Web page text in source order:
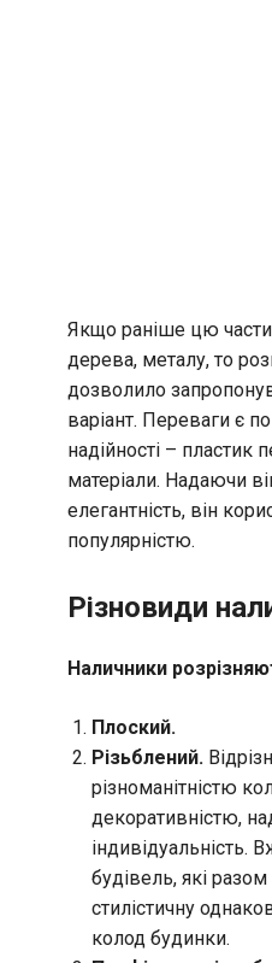
Якщо раніше цю
дерева, металу, то
дозволило
варіант. Переваги є
надійності – пластик
матеріали. Надаючи
елегантність, він
популярністю.
Різновиди
Наличники
Плоский.
Різьблений.
різноманітністю
декоративністю,
індивідуальність.
будівель, які
стилістичну
колод будинки.